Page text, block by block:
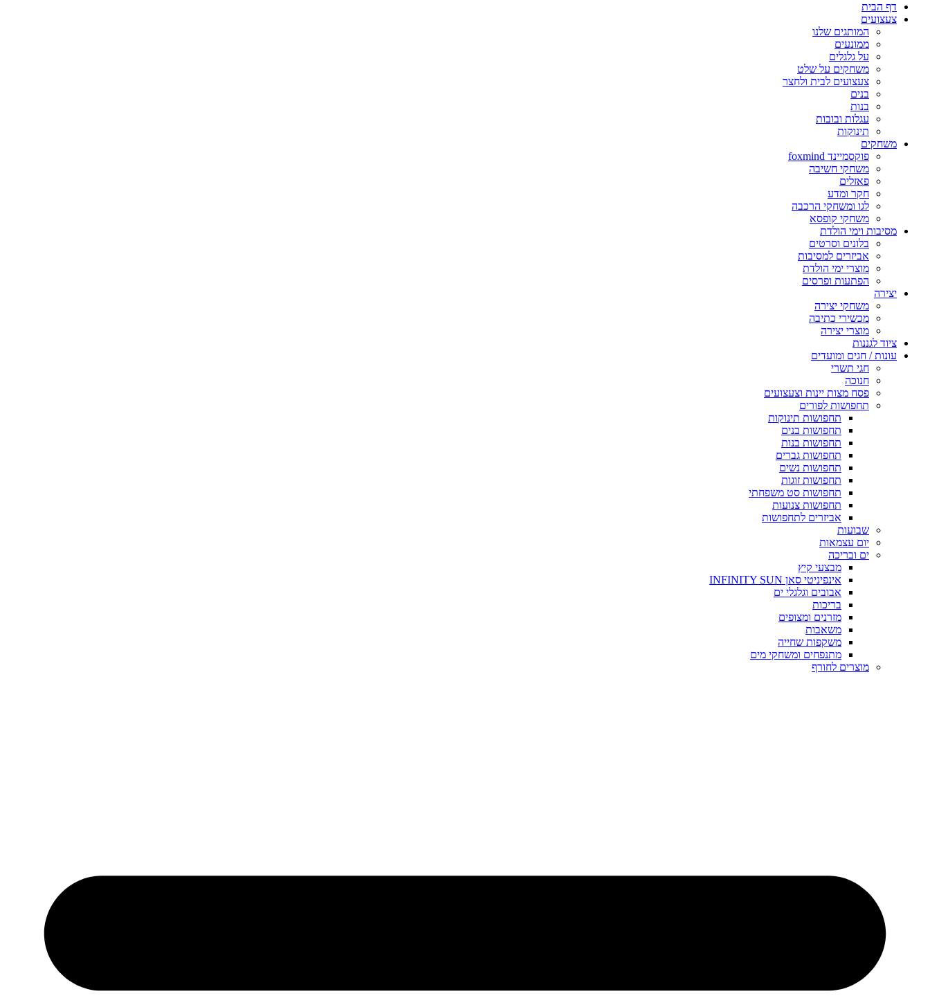
דף הבית
צעצועים
המותגים שלנו
ממונעים
על גלגלים
משחקים על שלט
צעצועים לבית ולחצר
בנים
בנות
עגלות ובובות
תינוקות
משחקים
פוקסמיינד foxmind
משחקי חשיבה
פאזלים
חקר ומדע
לגו ומשחקי הרכבה
משחקי קופסא
מסיבות וימי הולדת
בלונים וסרטים
אביזרים למסיבות
מוצרי ימי הולדת
הפתעות ופרסים
יצירה
משחקי יצירה
מכשירי כתיבה
מוצרי יצירה
ציוד לגננות
עונות / חגים ומועדים
חגי תשרי
חנוכה
פסח מצות יינות וצעצועים
תחפושות לפורים
תחפושות תינוקות
תחפושות בנים
תחפושות בנות
תחפושות גברים
תחפושות נשים
תחפושות זוגות
תחפושות סט משפחתי
תחפושות צנועות
אביזרים לתחפושות
שבועות
יום עצמאות
ים ובריכה
מבצעי קיץ
אינפיניטי סאן INFINITY SUN
אבובים וגלגלי ים
בריכות
מזרנים ומצופים
משאבות
משקפות שחייה
מתנפחים ומשחקי מים
מוצרים לחורף